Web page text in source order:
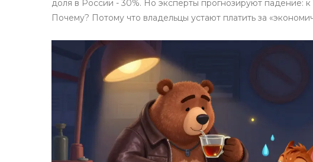
доля в России - 30%. Но эксперты прогнозируют падение: к
Почему? Потому что владельцы устают платить за